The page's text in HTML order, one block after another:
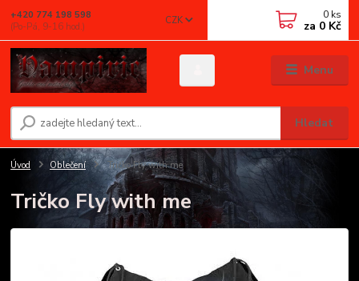
Menu
CZK
Hledat
+420 774 198 598
(Po-Pá, 9-16 hod.)
0 ks
za 0 Kč
Úvod Oblečení Tričko Fly with me
Tričko Fly with me